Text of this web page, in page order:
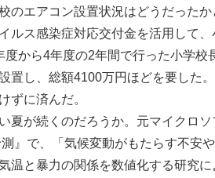
のエアコン設置状況はどうだった
ルス感染症対応交付金を活用して
度から4年度の2年間で行った小学
置し、総額4100万円ほどを要した
ずに済んだ。
夏が続くのだろうか。元マイクロ
測』で、「気候変動がもたらす不安
温と暴力の関係を数値化する研究